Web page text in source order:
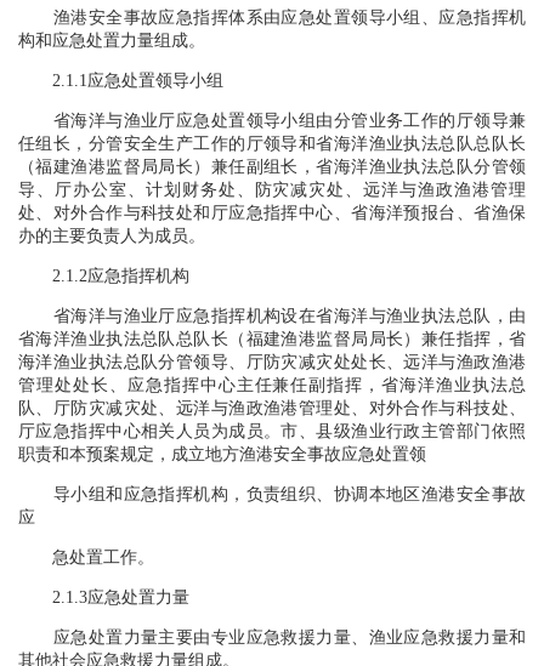
渔港安全事故应急指挥体系由应急处置领导小组、应急指挥机
构和应急处置力量组成。
2.1.1应急处置领导小组
省海洋与渔业厅应急处置领导小组由分管业务工作的厅领导兼
任组长，分管安全生产工作的厅领导和省海洋渔业执法总队总队长
（福建渔港监督局局长）兼任副组长，省海洋渔业执法总队分管领
导、厅办公室、计划财务处、防灾减灾处、远洋与渔政渔港管理
处、对外合作与科技处和厅应急指挥中心、省海洋预报台、省渔保
办的主要负责人为成员。
2.1.2应急指挥机构
省海洋与渔业厅应急指挥机构设在省海洋与渔业执法总队，由
省海洋渔业执法总队总队长（福建渔港监督局局长）兼任指挥，省
海洋渔业执法总队分管领导、厅防灾减灾处处长、远洋与渔政渔港
管理处处长、应急指挥中心主任兼任副指挥，省海洋渔业执法总
队、厅防灾减灾处、远洋与渔政渔港管理处、对外合作与科技处、
厅应急指挥中心相关人员为成员。市、县级渔业行政主管部门依照
职责和本预案规定，成立地方渔港安全事故应急处置领
导小组和应急指挥机构，负责组织、协调本地区渔港安全事故
应
急处置工作。
2.1.3应急处置力量
应急处置力量主要由专业应急救援力量、渔业应急救援力量和
其他社会应急救援力量组成。